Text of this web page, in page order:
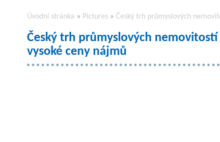
Úvodní stránka » Pictures » Český trh průmyslových
Český trh průmyslových
vysoké ceny nájmů